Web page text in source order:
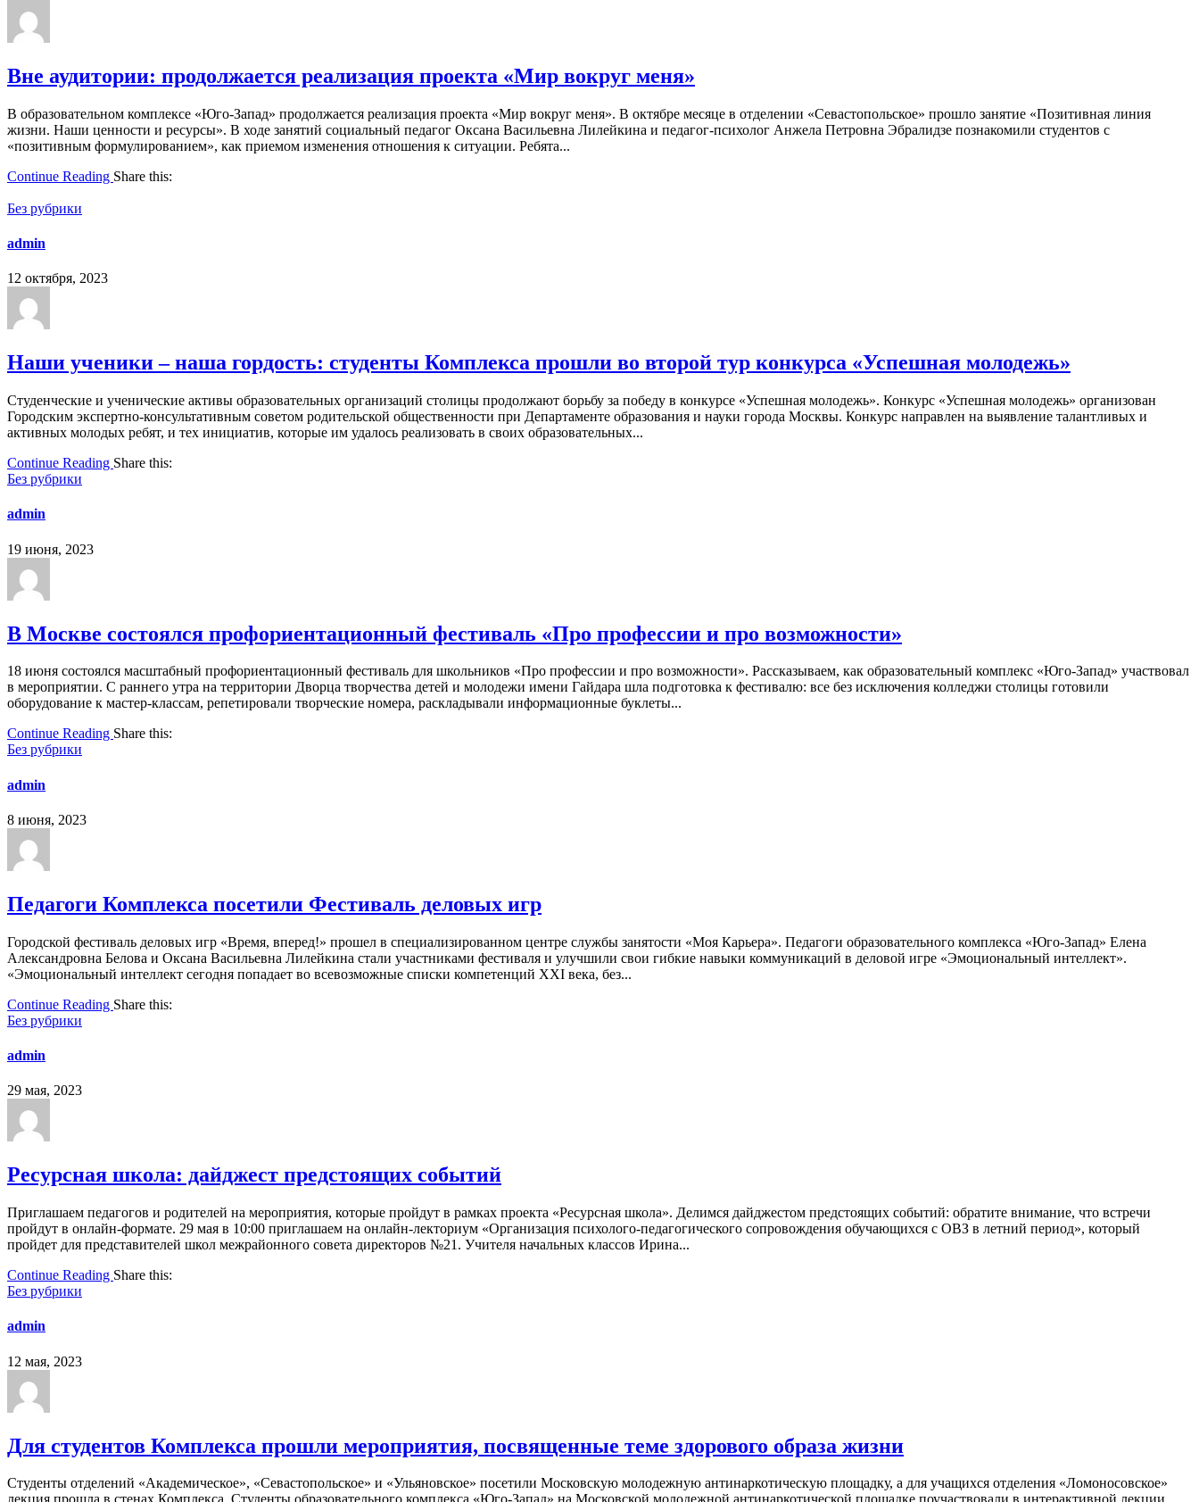
Вне аудитории: продолжается реализация проекта «Мир вокруг меня»
В образовательном комплексе «Юго-Запад» продолжается реализация проекта «Мир вокруг меня». В октябре месяце в отделении «Севастопольское» прошло занятие «Позитивная линия
жизни. Наши ценности и ресурсы». В ходе занятий социальный педагог Оксана Васильевна Лилейкина и педагог-психолог Анжела Петровна Эбралидзе познакомили студентов с
«позитивным формулированием», как приемом изменения отношения к ситуации. Ребята...
Continue Reading Share this:
Без рубрики
admin
12 октября, 2023
Наши ученики – наша гордость: студенты Комплекса прошли во второй тур конкурса «Успешная молодежь»
Студенческие и ученические активы образовательных организаций столицы продолжают борьбу за победу в конкурсе «Успешная молодежь». Конкурс «Успешная молодежь» организован
Городским экспертно-консультативным советом родительской общественности при Департаменте образования и науки города Москвы. Конкурс направлен на выявление талантливых и
активных молодых ребят, и тех инициатив, которые им удалось реализовать в своих образовательных...
Continue Reading Share this:
Без рубрики
admin
19 июня, 2023
В Москве состоялся профориентационный фестиваль «Про профессии и про возможности»
18 июня состоялся масштабный профориентационный фестиваль для школьников «Про профессии и про возможности». Рассказываем, как образовательный комплекс «Юго-Запад» участвовал
в мероприятии. С раннего утра на территории Дворца творчества детей и молодежи имени Гайдара шла подготовка к фестивалю: все без исключения колледжи столицы готовили
оборудование к мастер-классам, репетировали творческие номера, раскладывали информационные буклеты...
Continue Reading Share this:
Без рубрики
admin
8 июня, 2023
Педагоги Комплекса посетили Фестиваль деловых игр
Городской фестиваль деловых игр «Время, вперед!» прошел в специализированном центре службы занятости «Моя Карьера». Педагоги образовательного комплекса «Юго-Запад» Елена
Александровна Белова и Оксана Васильевна Лилейкина стали участниками фестиваля и улучшили свои гибкие навыки коммуникаций в деловой игре «Эмоциональный интеллект».
«Эмоциональный интеллект сегодня попадает во всевозможные списки компетенций XXI века, без...
Continue Reading Share this:
Без рубрики
admin
29 мая, 2023
Ресурсная школа: дайджест предстоящих событий
Приглашаем педагогов и родителей на мероприятия, которые пройдут в рамках проекта «Ресурсная школа». Делимся дайджестом предстоящих событий: обратите внимание, что встречи
пройдут в онлайн-формате. 29 мая в 10:00 приглашаем на онлайн-лекториум «Организация психолого-педагогического сопровождения обучающихся с ОВЗ в летний период», который
пройдет для представителей школ межрайонного совета директоров №21. Учителя начальных классов Ирина...
Continue Reading Share this:
Без рубрики
admin
12 мая, 2023
Для студентов Комплекса прошли мероприятия, посвященные теме здорового образа жизни
Студенты отделений «Академическое», «Севастопольское» и «Ульяновское» посетили Московскую молодежную антинаркотическую площадку, а для учащихся отделения «Ломоносовское»